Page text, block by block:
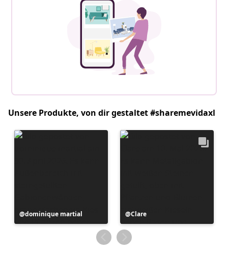
Unsere Produkte, von dir gestaltet #sharemevidaxl
Beitrag
veröffentlicht
dominique martial
Beitrag
veröffentlicht
von
Clare